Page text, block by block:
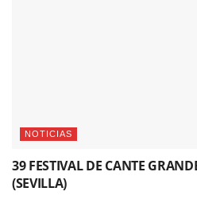
NOTICIAS
39 FESTIVAL DE CANTE
(SEVILLA)